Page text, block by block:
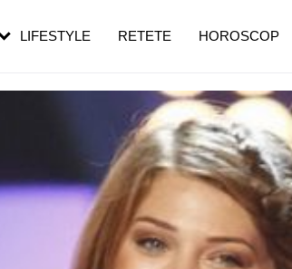
LIFESTYLE RETETE HOROSCOP
în vârstă
de dureroasă este